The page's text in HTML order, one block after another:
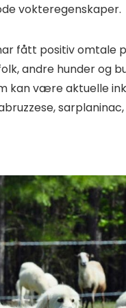
vokteregenskaper.
fått positiv omtale
andre hunder og
kan være aktuelle